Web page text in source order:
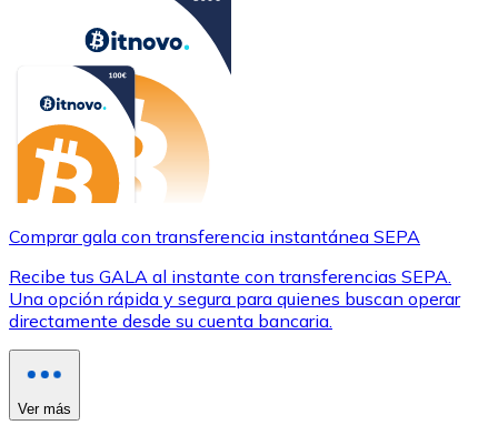
Comprar gala con transferencia instantánea SEPA
Recibe tus GALA al instante con transferencias SEPA.
Una opción rápida y segura para quienes buscan operar
directamente desde su cuenta bancaria.
Ver más